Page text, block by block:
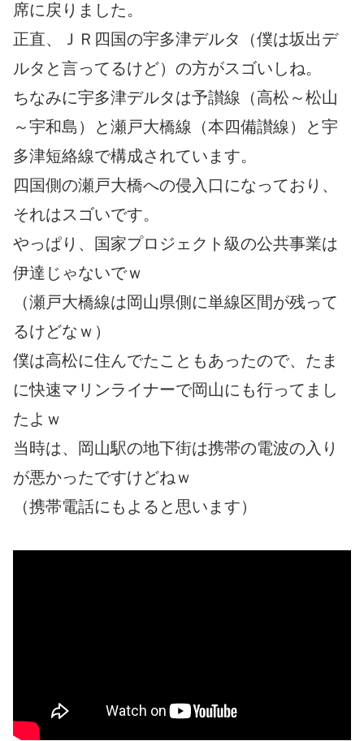
席に戻りました。
正直、ＪＲ四国の宇多津デルタ（僕は坂出デ
ルタと言ってるけど）の方がスゴいしね。
ちなみに宇多津デルタは予讃線（高松～松山
～宇和島）と瀬戸大橋線（本四備讃線）と宇
多津短絡線で構成されています。
四国側の瀬戸大橋への侵入口になっており、
それはスゴいです。
やっぱり、国家プロジェクト級の公共事業は
伊達じゃないでｗ
（瀬戸大橋線は岡山県側に単線区間が残って
るけどなｗ）
僕は高松に住んでたこともあったので、たま
に快速マリンライナーで岡山にも行ってまし
たよｗ
当時は、岡山駅の地下街は携帯の電波の入り
が悪かったですけどねｗ
（携帯電話にもよると思います）